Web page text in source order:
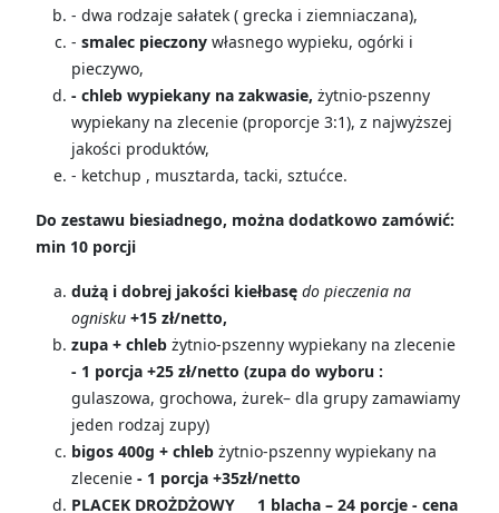
- dwa rodzaje sałatek ( grecka i ziemniaczana),
- smalec pieczony własnego wypieku, ogórki i
pieczywo,
- chleb wypiekany na zakwasie, żytnio-pszenny
wypiekany na zlecenie (proporcje 3:1), z najwyższej
jakości produktów,
- ketchup , musztarda, tacki, sztućce.
Do zestawu biesiadnego, można dodatkowo zamówić:
min 10 porcji
dużą i dobrej jakości kiełbasę do pieczenia na
ognisku +15 zł/netto,
zupa + chleb żytnio-pszenny wypiekany na zlecenie
- 1 porcja +25 zł/netto (zupa do wyboru :
gulaszowa, grochowa, żurek– dla grupy zamawiamy
jeden rodzaj zupy)
bigos 400g + chleb żytnio-pszenny wypiekany na
zlecenie - 1 porcja +35zł/netto
PLACEK DROŻDŻOWY 1 blacha – 24 porcje - cena